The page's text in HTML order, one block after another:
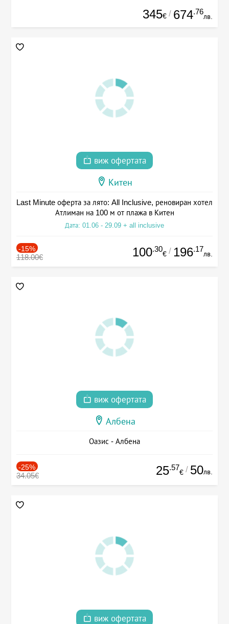
345€ / 674.76
лв.
виж офертата
Китен
Last Minute оферта за лято: All Inclusive, реновиран хотел
Атлиман на 100 м от плажа в Китен
Дата: 01.06 - 29.09 + all inclusive
-15%
118.00€ 100.30
€ / 196.17
лв.
виж офертата
Албена
Оазис - Албена
-25%
34.05€ 25.57
€ / 50лв.
виж офертата